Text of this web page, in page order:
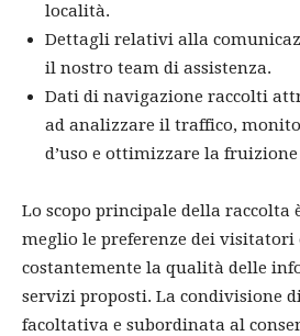
località.
Dettagli relativi alla
il nostro team di assistenza.
Dati di navigazione raccolti
ad analizzare il traffico,
d’uso e ottimizzare la
Lo scopo principale della raccolta
meglio le preferenze dei
costantemente la qualità delle
servizi proposti. La condivisione
facoltativa e subordinata al